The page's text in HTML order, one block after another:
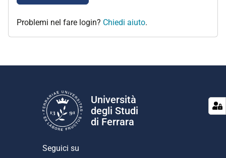
Problemi nel fare login? Chiedi aiuto.
Università
degli Studi
di Ferrara
Seguici su